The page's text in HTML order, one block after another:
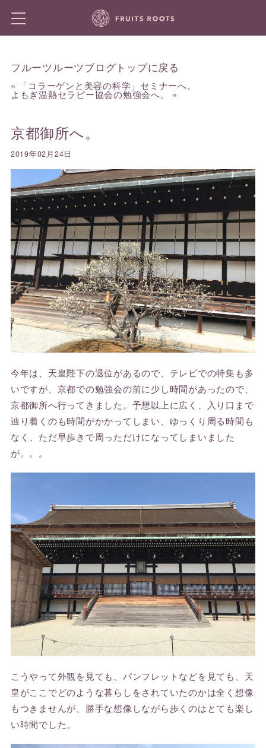
フルーツルーツブログトップに戻る
« 「コラーゲンと美容の科学」セミナーへ。
よもぎ温熱セラピー協会の勉強会へ。 »
京都御所へ。
2019年02月24日
今年は、天皇陛下の退位があるので、テレビでの特集も多
いですが、京都での勉強会の前に少し時間があったので、
京都御所へ行ってきました。予想以上に広く、入り口まで
辿り着くのも時間がかかってしまい、ゆっくり周る時間も
なく、ただ早歩きで周っただけになってしまいました
が。。。
こうやって外観を見ても、パンフレットなどを見ても、天
皇がここでどのような暮らしをされていたのかは全く想像
もつきませんが、勝手な想像しながら歩くのはとても楽し
い時間でした。